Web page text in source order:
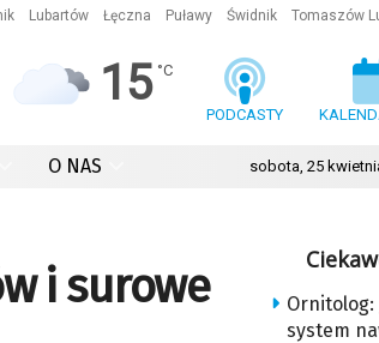
Lubartów Łęczna Puławy Świdnik Tomaszów
15 °C
PODCASTY
O NAS sobota, 25
i surowe
Ornitolog:
system